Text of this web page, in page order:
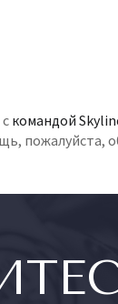
командой
пожалуйста,